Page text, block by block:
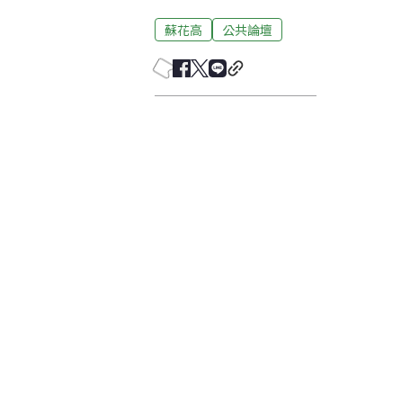
蘇花高 公共論壇